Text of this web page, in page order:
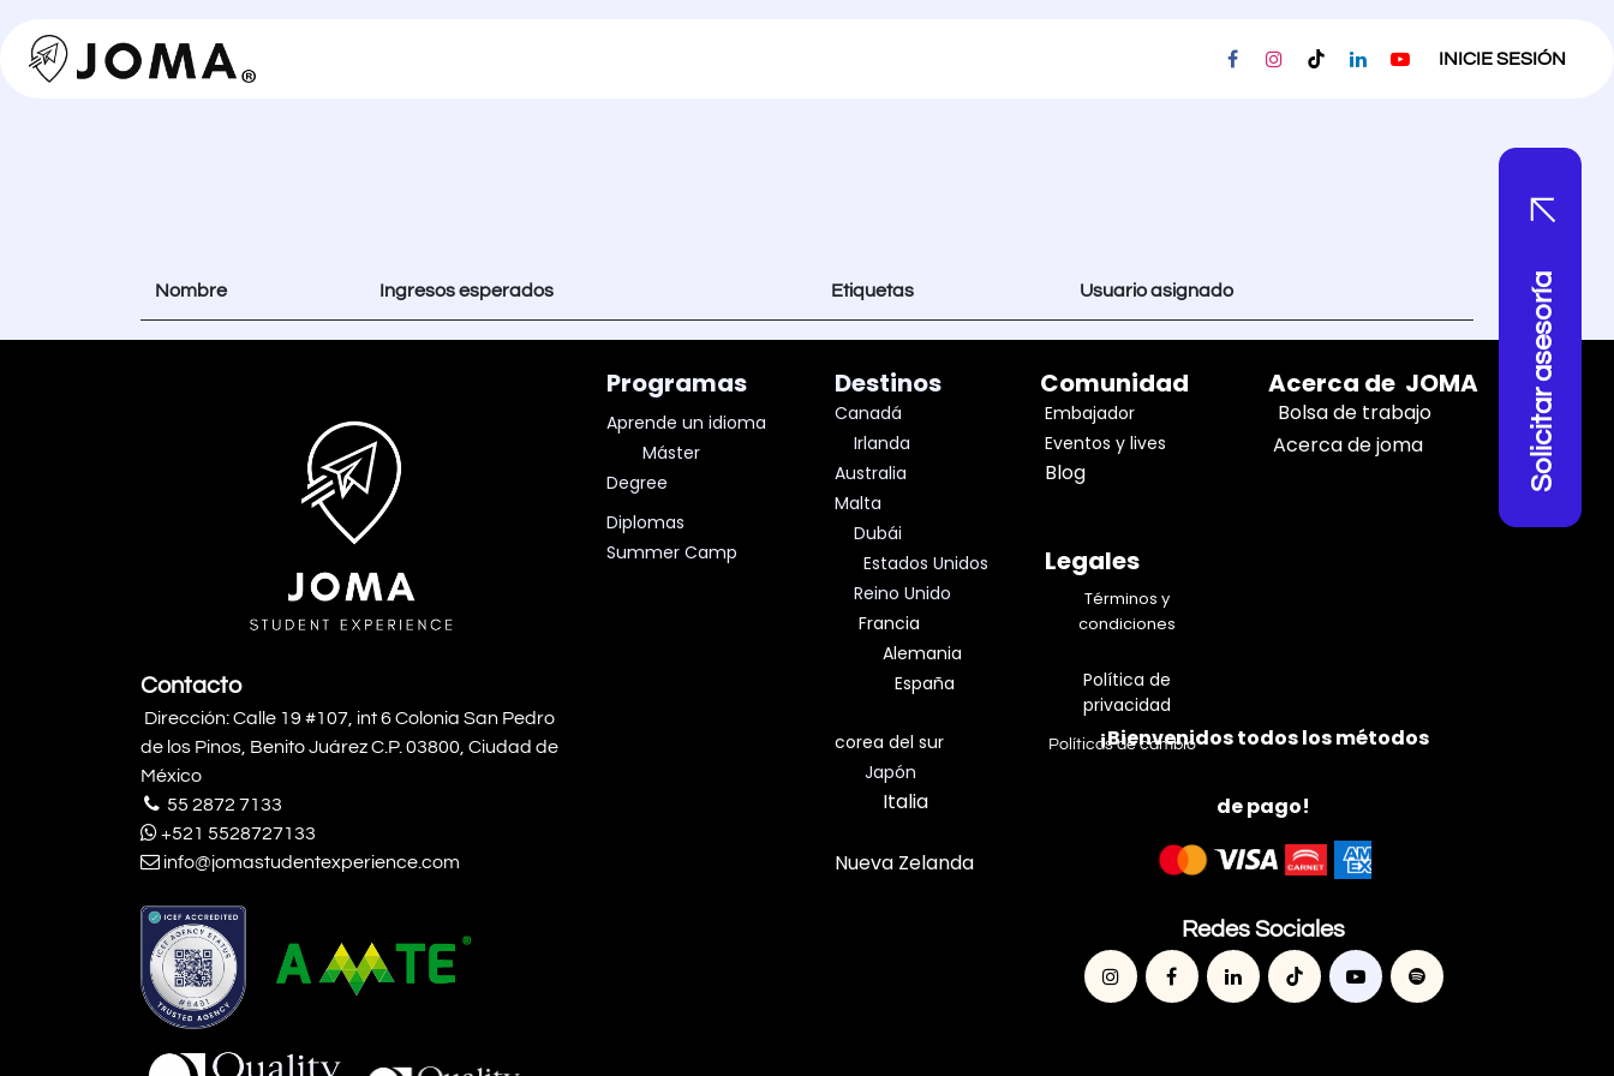
PRIVACIDAD EMPLEOS INICIE SESIÓN
Nombre Ingresos esperados Etiquetas Usuario asignado
Contacto
Dirección: Calle 19 #107, int 6 Colonia San Pedro
de los Pinos, Benito Juárez C.P. 03800, Ciudad de
México
55 2872 7133
+521 5528727133
info@jomastudentexperience.com
Programas
Aprende un idioma
Máster
Degree
Diplomas
Summer Camp
Destinos
Canadá
Irlanda
Australia
Malta
Dubái
Estados Unidos
Reino Unido
Francia
Alemania
España
corea del sur
Japón
Italia
Nueva Zelanda
Comunidad
Embajador
Eventos y lives
Blog
Legales
Términos y
condiciones
Política de
privacidad
Políticas de cambio
Acerca de JOMA
Bolsa de trabajo
Acerca de joma
¡Bienvenidos todos los métodos
de pago!
Redes Sociales
Solicitar asesoría